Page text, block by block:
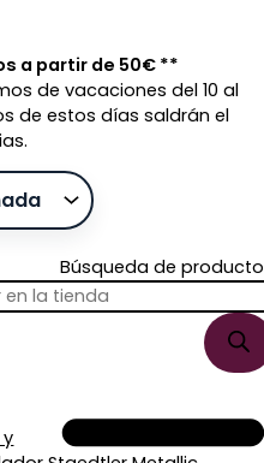
a partir de 50€ **
de vacaciones del 10 al
de estos días saldrán el
Búsqueda de
y